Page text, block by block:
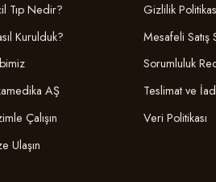
Tıp Nedir?
Kurulduk?
AŞ
Çalışın
Ulaşın
Gizlilik
Mesafeli Satış
Sorumluluk
Teslimat ve
Veri Politikası